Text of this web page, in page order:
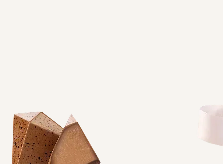
Ніжний молочний
шоколад